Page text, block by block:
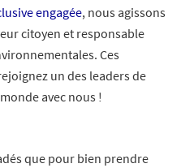
engagée, nous agissons
citoyen et responsable
Ces
un des leaders de
avec nous !
que pour bien prendre